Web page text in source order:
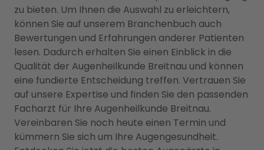
zu bieten. Um Ihnen die Auswahl zu erleichtern,
können Sie auf unserem Branchenbuch auch
Bewertungen und Erfahrungen anderer Patienten
lesen. Dadurch erhalten Sie einen Einblick in die
Qualität der Augenheilkunde Breitnau und können
eine fundierte Entscheidung treffen. Vertrauen Sie
auf unsere Expertise und finden Sie den passenden
Facharzt für Ihre Augenheilkunde Breitnau.
Vereinbaren Sie noch heute einen Termin und
kümmern Sie sich um Ihre Augengesundheit.